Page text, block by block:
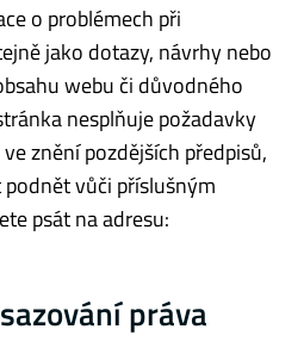
o problémech při
jako dotazy, návrhy nebo
webu či důvodného
nesplňuje požadavky
znění pozdějších předpisů,
vůči příslušným
psát na adresu:
práva